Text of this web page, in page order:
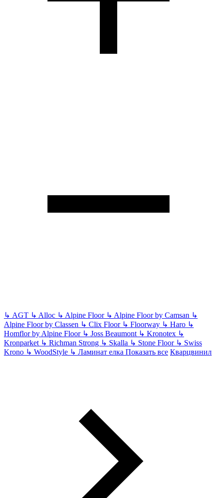
↳ AGT ↳ Alloc ↳ Alpine Floor ↳ Alpine Floor by Camsan ↳
Alpine Floor by Classen ↳ Clix Floor ↳ Floorway ↳ Haro ↳
Homflor by Alpine Floor ↳ Joss Beaumont ↳ Kronotex ↳
Kronparket ↳ Richman Strong ↳ Skalla ↳ Stone Floor ↳ Swiss
Krono ↳ WoodStyle ↳ Ламинат елка Показать все Кварцвинил